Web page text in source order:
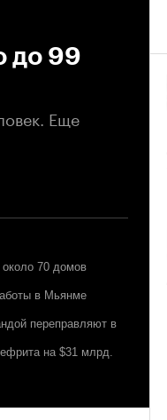
до 99
Еще
около 70 домов
в Мьянме
переправляют в
на $31 млрд.